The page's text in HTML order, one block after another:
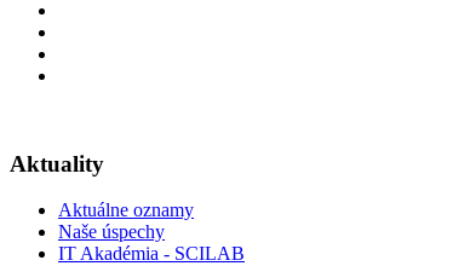
Aktuality
Aktuálne oznamy
Naše úspechy
IT Akadémia - SCILAB